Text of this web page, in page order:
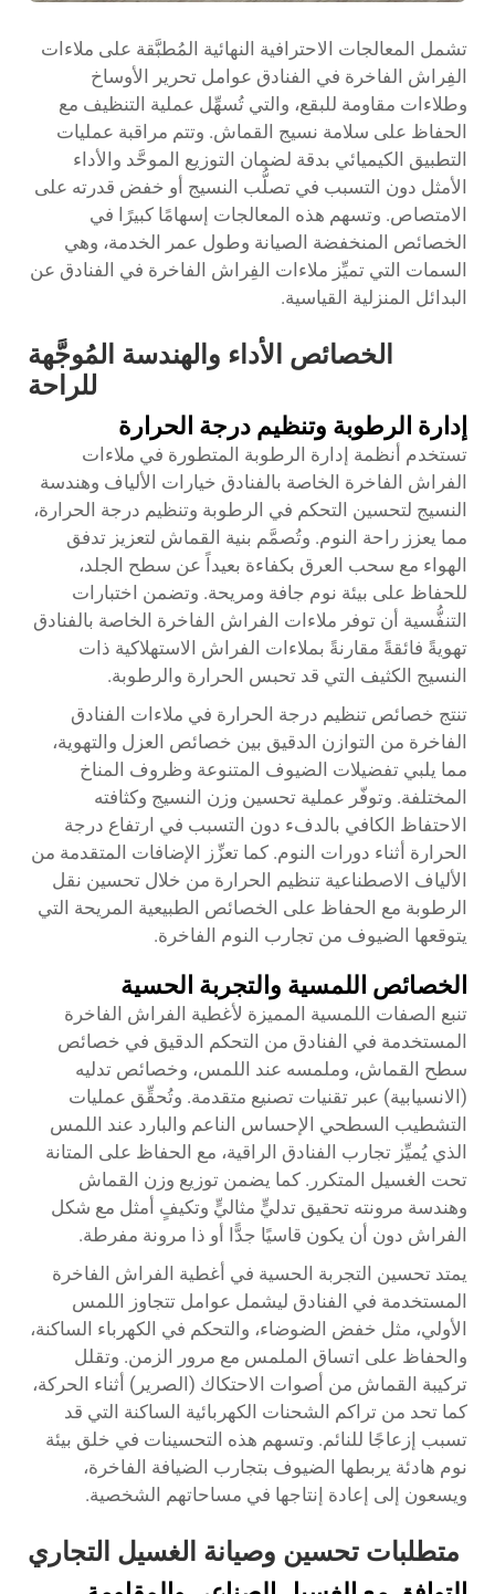
تشمل المعالجات الاحترافية النهائية المُطبَّقة على ملاءات
الفِراش الفاخرة في الفنادق عوامل تحرير الأوساخ
وطلاءات مقاومة للبقع، والتي تُسهِّل عملية التنظيف مع
الحفاظ على سلامة نسيج القماش. وتتم مراقبة عمليات
التطبيق الكيميائي بدقة لضمان التوزيع الموحَّد والأداء
الأمثل دون التسبب في تصلُّب النسيج أو خفض قدرته على
الامتصاص. وتسهم هذه المعالجات إسهامًا كبيرًا في
الخصائص المنخفضة الصيانة وطول عمر الخدمة، وهي
السمات التي تميِّز ملاءات الفِراش الفاخرة في الفنادق عن
البدائل المنزلية القياسية.
الخصائص الأداء والهندسة المُوجَّهة
للراحة
إدارة الرطوبة وتنظيم درجة الحرارة
تستخدم أنظمة إدارة الرطوبة المتطورة في ملاءات
الفراش الفاخرة الخاصة بالفنادق خيارات الألياف وهندسة
النسيج لتحسين التحكم في الرطوبة وتنظيم درجة الحرارة،
مما يعزز راحة النوم. وتُصمَّم بنية القماش لتعزيز تدفق
الهواء مع سحب العرق بكفاءة بعيداً عن سطح الجلد،
للحفاظ على بيئة نوم جافة ومريحة. وتضمن اختبارات
التنفُّسية أن توفر ملاءات الفراش الفاخرة الخاصة بالفنادق
تهويةً فائقةً مقارنةً بملاءات الفراش الاستهلاكية ذات
النسيج الكثيف التي قد تحبس الحرارة والرطوبة.
تنتج خصائص تنظيم درجة الحرارة في ملاءات الفنادق
الفاخرة من التوازن الدقيق بين خصائص العزل والتهوية،
مما يلبي تفضيلات الضيوف المتنوعة وظروف المناخ
المختلفة. وتوفّر عملية تحسين وزن النسيج وكثافته
الاحتفاظ الكافي بالدفء دون التسبب في ارتفاع درجة
الحرارة أثناء دورات النوم. كما تعزِّز الإضافات المتقدمة من
الألياف الاصطناعية تنظيم الحرارة من خلال تحسين نقل
الرطوبة مع الحفاظ على الخصائص الطبيعية المريحة التي
يتوقعها الضيوف من تجارب النوم الفاخرة.
الخصائص اللمسية والتجربة الحسية
تنبع الصفات اللمسية المميزة لأغطية الفراش الفاخرة
المستخدمة في الفنادق من التحكم الدقيق في خصائص
سطح القماش، وملمسه عند اللمس، وخصائص تدليه
(الانسيابية) عبر تقنيات تصنيع متقدمة. وتُحقِّق عمليات
التشطيب السطحي الإحساس الناعم والبارد عند اللمس
الذي يُميِّز تجارب الفنادق الراقية، مع الحفاظ على المتانة
تحت الغسيل المتكرر. كما يضمن توزيع وزن القماش
وهندسة مرونته تحقيق تدليٍّ مثاليٍّ وتكيفٍ أمثل مع شكل
الفراش دون أن يكون قاسيًا جدًّا أو ذا مرونة مفرطة.
يمتد تحسين التجربة الحسية في أغطية الفراش الفاخرة
المستخدمة في الفنادق ليشمل عوامل تتجاوز اللمس
الأولي، مثل خفض الضوضاء، والتحكم في الكهرباء الساكنة،
والحفاظ على اتساق الملمس مع مرور الزمن. وتقلل
تركيبة القماش من أصوات الاحتكاك (الصرير) أثناء الحركة،
كما تحد من تراكم الشحنات الكهربائية الساكنة التي قد
تسبب إزعاجًا للنائم. وتسهم هذه التحسينات في خلق بيئة
نوم هادئة يربطها الضيوف بتجارب الضيافة الفاخرة،
ويسعون إلى إعادة إنتاجها في مساحاتهم الشخصية.
متطلبات تحسين وصيانة الغسيل التجاري